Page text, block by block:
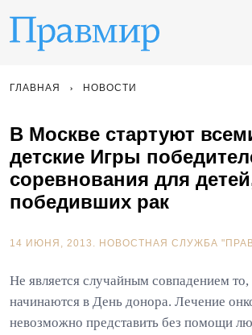
ГЛАВНАЯ НОВОСТИ
В Москве стартуют
детские Игры
соревнования для
победивших рак
14 ИЮНЯ, 2013. НОВОСТНАЯ СЛУЖБА
Не является случайным совпадением
начинаются в День донора. Лечение
невозможно представить без помощи